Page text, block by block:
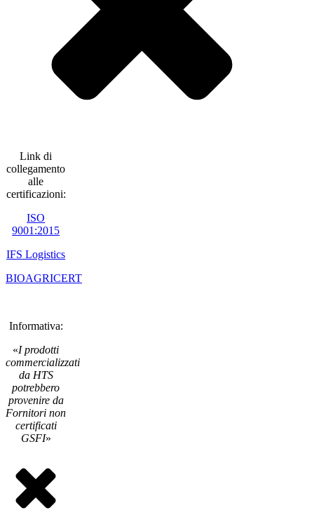
Link di
collegamento
alle
certificazioni:
ISO
9001:2015
IFS Logistics
BIOAGRICERT
Informativa:
«I prodotti
commercializzati
da HTS
potrebbero
provenire da
Fornitori non
certificati
GSFI»